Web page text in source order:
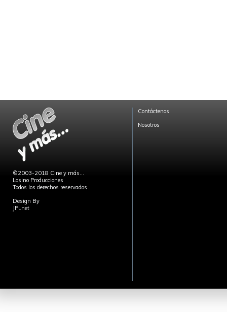
©2003-2018 Cine y más...
Losino Producciones
Todos los derechos reservados.
Design By
JPLnet
Contáctenos
Nosotros